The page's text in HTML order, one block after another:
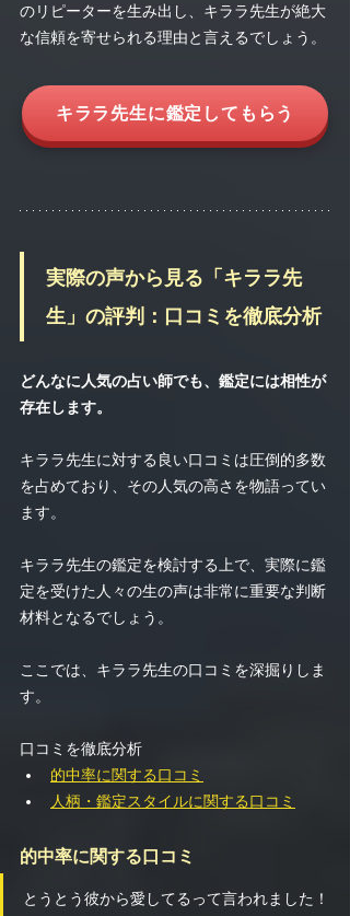
のリピーターを生み出し、キララ先生が絶大
な信頼を寄せられる理由と言えるでしょう。
キララ先生に鑑定してもらう
実際の声から見る「キララ先
生」の評判：口コミを徹底分析
どんなに人気の占い師でも、鑑定には相性が
存在します。
キララ先生に対する良い口コミは圧倒的多数
を占めており、その人気の高さを物語ってい
ます。
キララ先生の鑑定を検討する上で、実際に鑑
定を受けた人々の生の声は非常に重要な判断
材料となるでしょう。
ここでは、キララ先生の口コミを深掘りしま
す。
口コミを徹底分析
的中率に関する口コミ
人柄・鑑定スタイルに関する口コミ
的中率に関する口コミ
とうとう彼から愛してるって言われました！